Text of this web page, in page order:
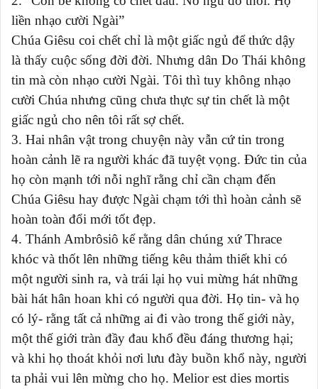
liền nhạo cười Ngài”
Chúa Giêsu coi chết chỉ là một giấc ngủ để thức dậy
là thấy cuộc sống đời đời. Nhưng dân Do Thái không
tin mà còn nhạo cười Ngài. Tôi thì tuy không nhạo
cười Chúa nhưng cũng chưa thực sự tin chết là một
giấc ngủ cho nên tôi rất sợ chết.
3. Hai nhân vật trong chuyện này vẫn cứ tin trong
hoàn cảnh lẽ ra người khác đã tuyệt vọng. Đức tin của
họ còn mạnh tới nỗi nghĩ rằng chỉ cần chạm đến
Chúa Giêsu hay được Ngài chạm tới thì hoàn cảnh sẽ
hoàn toàn đổi mới tốt đẹp.
4. Thánh Ambrôsiô kể rằng dân chúng xứ Thrace
khóc và thốt lên những tiếng kêu thảm thiết khi có
một người sinh ra, và trái lại họ vui mừng hát những
bài hát hân hoan khi có người qua đời. Họ tin- và họ
có lý- rằng tất cả những ai đi vào trong thế giới này,
một thế giới tràn đầy đau khổ đều đáng thương hại;
và khi họ thoát khỏi nơi lưu đày buồn khổ này, người
ta phải vui lên mừng cho họ. Melior est dies mortis